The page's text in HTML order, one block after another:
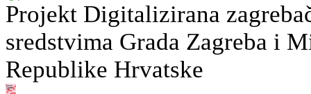
Projekt Digitalizirana
sredstvima Grada Zagreba i
Republike Hrvatske